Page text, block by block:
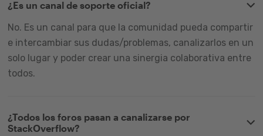
¿Es un canal de soporte oficial?
No. Es un canal para que la comunidad pueda compartir
e intercambiar sus dudas/problemas, canalizarlos en un
solo lugar y poder crear una sinergia colaborativa entre
todos.
¿Todos los foros pasan a canalizarse por
StackOverflow?